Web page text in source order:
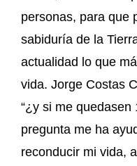
personas, para que
sabiduría de la
actualidad lo que
vida. Jorge Costas
“¿y si me quedasen
pregunta me ha
reconducir mi vida,